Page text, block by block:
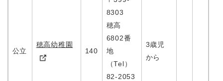
公立
穂高幼稚園
140
8303
穂高
6802番
地
（Tel）
82-2053
3歳児
から